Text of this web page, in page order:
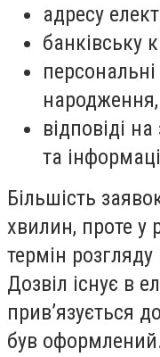
адресу
банківську
відповіді
та
Більшість
хвилин, проте у
термін
Дозвіл існує в
прив’язується
був